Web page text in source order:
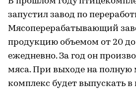
запустил завод по
Мясоперерабатывающий
продукцию объемом от 20
ежедневно. За год он
мяса. При выходе на полную
комплекс будет выпускать в